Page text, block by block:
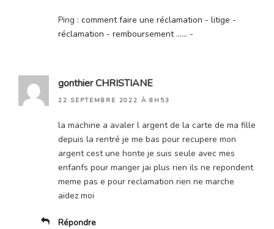
Ping : comment faire une réclamation - litige -
réclamation - remboursement ...... -
gonthier CHRISTIANE
22 SEPTEMBRE 2022 À 8H53
la machine a avaler l argent de la carte de ma fille
depuis la rentré je me bas pour recupere mon
argent cest une honte je suis seule avec mes
enfanfs pour manger jai plus rien ils ne repondent
meme pas e pour reclamation rien ne marche
aidez moi
Répondre